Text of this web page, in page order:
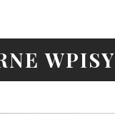
WPISY